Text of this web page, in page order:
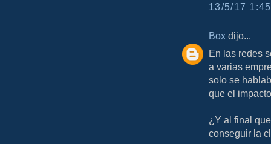
13/5/17
Box dijo...
En las redes
a varias
solo se
que el
¿Y al final
conseguir la